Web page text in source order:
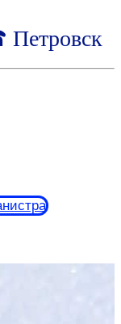
Петровск